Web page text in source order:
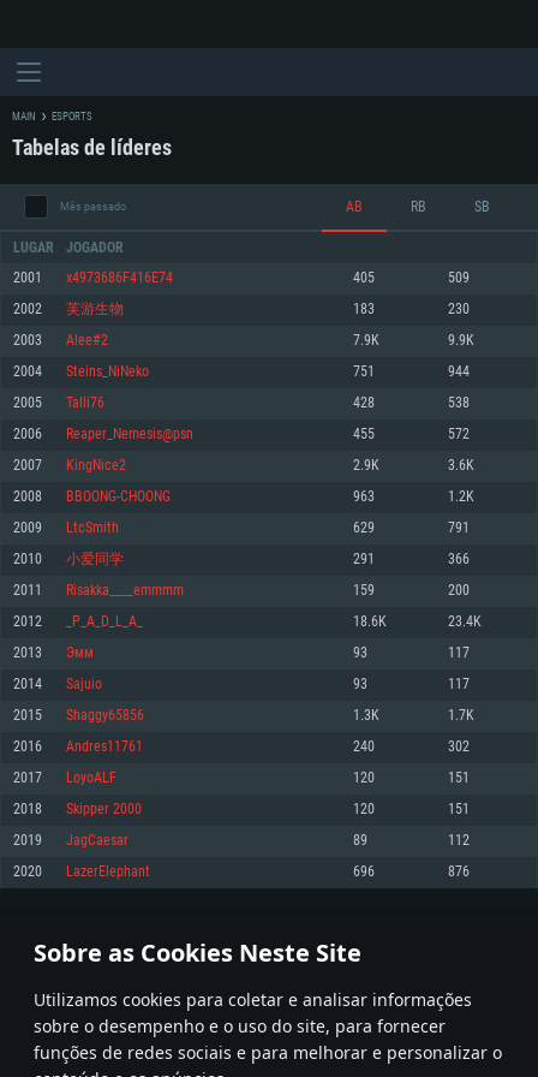
Sobre as Cookies Neste Site
Utilizamos cookies para coletar e analisar informações
sobre o desempenho e o uso do site, para fornecer
funções de redes sociais e para melhorar e personalizar o
REQUERIMENTOS DE SISTEMA
Mínimo
Sistema Operativo: Windows 10 (64 bit)
Processador: Dual-Core 2.2 GHz
Memória: 4GB
Placa Gráfica: Placa com DirectX 11: AMD Radeon 77XX / NVIDIA GeForce
GTX 660. Resolução mínima suportada: 720p
Network: Internet de banda larga.
Disco: 23,1 GB
Recomendado
superior, Radeon RX 570 ou superior
Disco: 75,9 GB
Mínimo
Sistema Operativo: Mac OS Big Sur 11.0 ou versão mais recente
Processador: Core i5 2.2GHz mínimo (Intel Xeon não suportado)
Memória: 6 GB
Placa Gráfica: Intel Iris Pro 5200 (Mac), equivalentes AMD/Nvidia para Mac.
Resolução mínima suportada: 720p com suporte Metal.
Network: Internet de banda larga.
Disco: 21,5 GB
Recomendado
Network: Internet de banda larga.
Mínimo
Sistema Operativo: Distribuições mais modernas do Linux de 64bit
Processador: Dual-Core 2.4 GHz
Memória: 4 GB
Placa Gráfica: NVIDIA 660 com os drivers mais recentes (não mais de 6
meses) / equivalentes AMD com os drivers mais recentes com suporte
Vulkan (não mais de 6 meses); Resolução mínima suportada: 720p.
Network: Internet de banda larga.
Disco: 21,5 GB
Recomendado
Sistema Operativo: Ubuntu 20.04 64bit
Processador: Intel Core i7
Memória: 16 GB
Placa Gráfica: NVIDIA 1060 com os drivers mais recentes (não mais de 6
meses) / equivalentes AMD (Radeon RX 570) com os drivers mais recentes
Network: Internet de banda larga.
MAIN ESPORTS
Tabelas de líderes
Mês passado AB RB SB
LUGAR JOGADOR
2001 x4973686F416E74 405 509
2002 芙游生物 183 230
2003 Alee#2 7.9K 9.9K
2004 Steins_NiNeko 751 944
2005 Talli76 428 538
2006 Reaper_Nemesis@psn 455 572
2007 KingNice2 2.9K 3.6K
2008 BBOONG-CHOONG 963 1.2K
2009 LtcSmith 629 791
2010 小爱同学 291 366
2011 Risakka____emmmm 159 200
2012 _P_A_D_L_A_ 18.6K 23.4K
2013 Эмм 93 117
2014 Sajuio 93 117
2015 Shaggy65856 1.3K 1.7K
2016 Andres11761 240 302
2017 LoyoALF 120 151
2018 Skipper 2000 120 151
2019 JagCaesar 89 112
2020 LazerElephant 696 876